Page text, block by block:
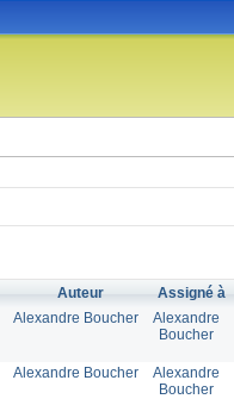
Auteur Assigné à
Alexandre Boucher
Alexandre
Boucher
Alexandre Boucher
Alexandre
Boucher